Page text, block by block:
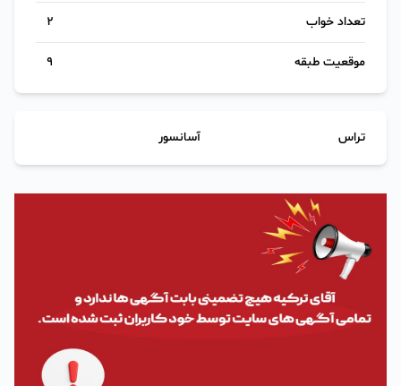
تعداد خواب 2
موقعیت طبقه 9
تراس آسانسور